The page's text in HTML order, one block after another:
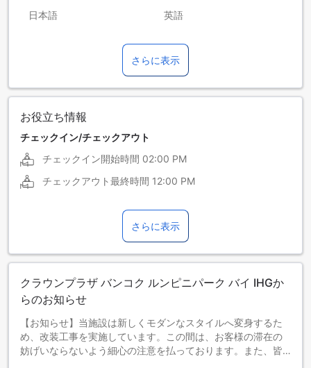
日本語 英語
さらに表示
お役立ち情報
チェックイン/チェックアウト
チェックイン開始時間 02:00 PM
チェックアウト最終時間 12:00 PM
さらに表示
クラウンプラザ バンコク ルンピニパーク バイ IHGか
らのお知らせ
【お知らせ】当施設は新しくモダンなスタイルへ変身するた
め、改装工事を実施しています。この間は、お客様の滞在の
妨げいならないよう細心の注意を払っております。また、皆